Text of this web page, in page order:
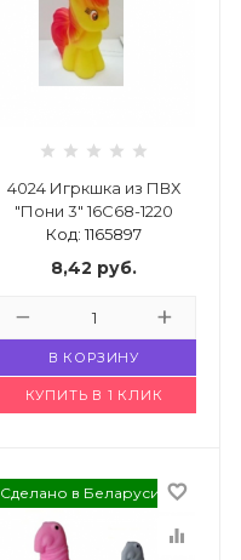
4024 Игркшка из ПВХ
"Пони 3" 16С68-1220
Код: 1165897
8,42 руб.
В КОРЗИНУ
КУПИТЬ В 1 КЛИК
Сделано в Беларуси favorite_border
equalizer